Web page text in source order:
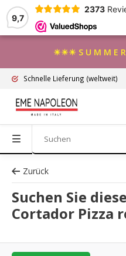
9,7
2373
☀☀☀ S U M M E
Schnelle Lieferung (weltweit)
Zurück
Suchen Sie
Cortador Pizza